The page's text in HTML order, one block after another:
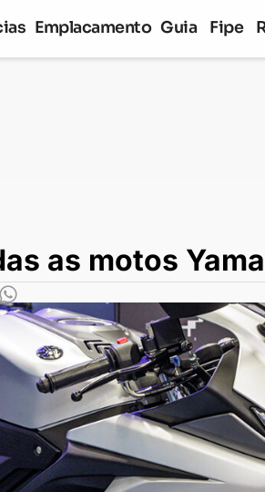
Emplacamento Guia Fipe
em 2024
as motos